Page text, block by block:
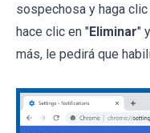
sospechosa y haga clic
hace clic en "Eliminar"
más, le pedirá que